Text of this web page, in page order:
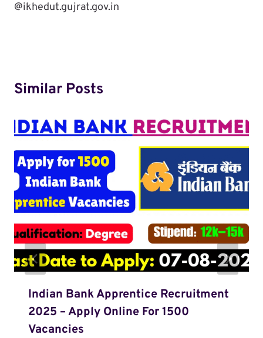
@ikhedut.gujrat.gov.in
Similar Posts
Indian Bank Apprentice Recruitment
2025 – Apply Online For 1500
Vacancies